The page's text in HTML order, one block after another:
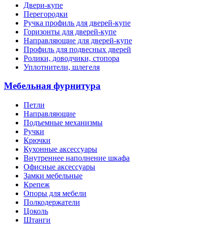
Двери-купе
Перегородки
Ручка профиль для дверей-купе
Горизонты для дверей-купе
Направляющие для дверей-купе
Профиль для подвесных дверей
Ролики, доводчики, стопора
Уплотнители, шлегеля
Мебельная фурнитура
Петли
Направляющие
Подъемные механизмы
Ручки
Крючки
Кухонные аксессуары
Внутреннее наполнение шкафа
Офисные аксессуары
Замки мебельные
Крепеж
Опоры для мебели
Полкодержатели
Цоколь
Штанги